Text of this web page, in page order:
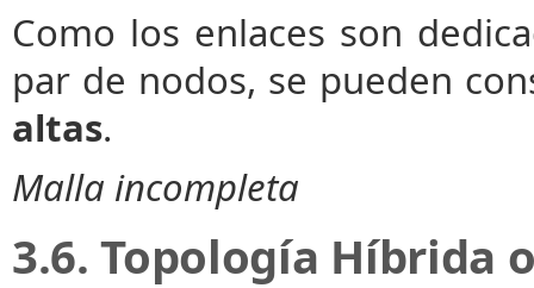
Como los enlaces son
par de nodos, se pueden
altas.
Malla incompleta
3.6. Topología Híbrida